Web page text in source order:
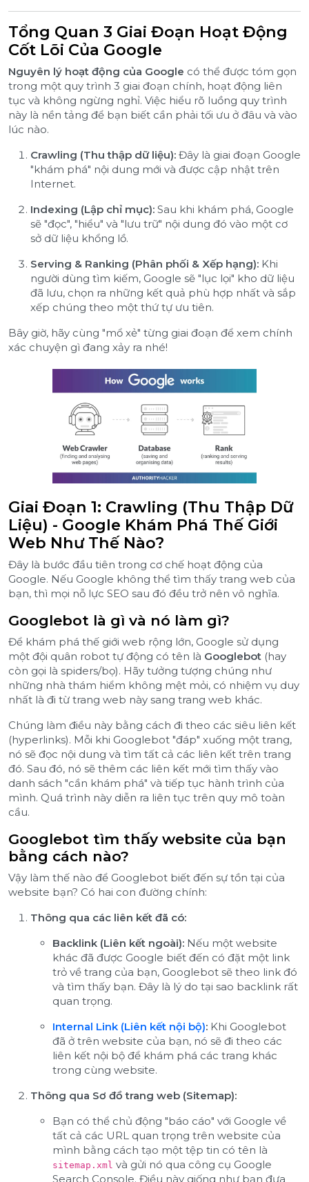
Tổng Quan 3 Giai Đoạn Hoạt Động
Cốt Lõi Của Google
Nguyên lý hoạt động của Google có thể được tóm gọn
trong một quy trình 3 giai đoạn chính, hoạt động liên
tục và không ngừng nghỉ. Việc hiểu rõ luồng quy trình
này là nền tảng để bạn biết cần phải tối ưu ở đâu và vào
lúc nào.
Crawling (Thu thập dữ liệu): Đây là giai đoạn Google
"khám phá" nội dung mới và được cập nhật trên
Internet.
Indexing (Lập chỉ mục): Sau khi khám phá, Google
sẽ "đọc", "hiểu" và "lưu trữ" nội dung đó vào một cơ
sở dữ liệu khổng lồ.
Serving & Ranking (Phân phối & Xếp hạng): Khi
người dùng tìm kiếm, Google sẽ "lục lọi" kho dữ liệu
đã lưu, chọn ra những kết quả phù hợp nhất và sắp
xếp chúng theo một thứ tự ưu tiên.
Bây giờ, hãy cùng "mổ xẻ" từng giai đoạn để xem chính
xác chuyện gì đang xảy ra nhé!
Giai Đoạn 1: Crawling (Thu Thập Dữ
Liệu) - Google Khám Phá Thế Giới
Web Như Thế Nào?
Đây là bước đầu tiên trong cơ chế hoạt động của
Google. Nếu Google không thể tìm thấy trang web của
bạn, thì mọi nỗ lực SEO sau đó đều trở nên vô nghĩa.
Googlebot là gì và nó làm gì?
Để khám phá thế giới web rộng lớn, Google sử dụng
một đội quân robot tự động có tên là Googlebot (hay
còn gọi là spiders/bọ). Hãy tưởng tượng chúng như
những nhà thám hiểm không mệt mỏi, có nhiệm vụ duy
nhất là đi từ trang web này sang trang web khác.
Chúng làm điều này bằng cách đi theo các siêu liên kết
(hyperlinks). Mỗi khi Googlebot "đáp" xuống một trang,
nó sẽ đọc nội dung và tìm tất cả các liên kết trên trang
đó. Sau đó, nó sẽ thêm các liên kết mới tìm thấy vào
danh sách "cần khám phá" và tiếp tục hành trình của
mình. Quá trình này diễn ra liên tục trên quy mô toàn
cầu.
Googlebot tìm thấy website của bạn
bằng cách nào?
Vậy làm thế nào để Googlebot biết đến sự tồn tại của
website bạn? Có hai con đường chính:
Thông qua các liên kết đã có:
Backlink (Liên kết ngoài): Nếu một website
khác đã được Google biết đến có đặt một link
trỏ về trang của bạn, Googlebot sẽ theo link đó
và tìm thấy bạn. Đây là lý do tại sao backlink rất
quan trọng.
Internal Link (Liên kết nội bộ): Khi Googlebot
đã ở trên website của bạn, nó sẽ đi theo các
liên kết nội bộ để khám phá các trang khác
trong cùng website.
Thông qua Sơ đồ trang web (Sitemap):
Bạn có thể chủ động "báo cáo" với Google về
tất cả các URL quan trọng trên website của
mình bằng cách tạo một tệp tin có tên là
sitemap.xml và gửi nó qua công cụ Google
Search Console. Điều này giống như bạn đưa